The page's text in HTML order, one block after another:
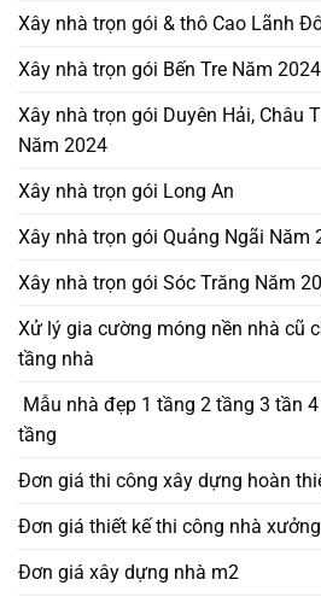
Xây nhà trọn gói & thô Cao Lãnh
Xây nhà trọn gói Bến Tre Năm 2024
Xây nhà trọn gói Duyên Hải, Châu
Năm 2024
Xây nhà trọn gói Long An
Xây nhà trọn gói Quảng Ngãi Năm
Xây nhà trọn gói Sóc Trăng Năm
Xử lý gia cường móng nền nhà cũ
tầng nhà
Mẫu nhà đẹp 1 tầng 2 tầng 3 tần
tầng
Đơn giá thi công xây dựng hoàn
Đơn giá thiết kế thi công nhà
Đơn giá xây dựng nhà m2